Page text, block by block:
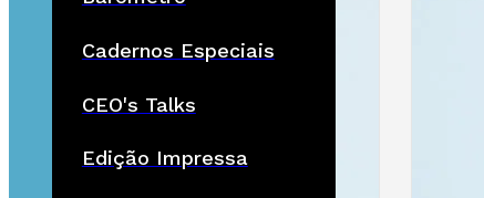
Cadernos Especiais
CEO's Talks
Edição Impressa